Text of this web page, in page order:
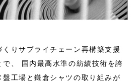
りサプライチェーン再構築支援
、 国内最高水準の紡績技術を誇
工場と鎌倉シャツの取り組みが